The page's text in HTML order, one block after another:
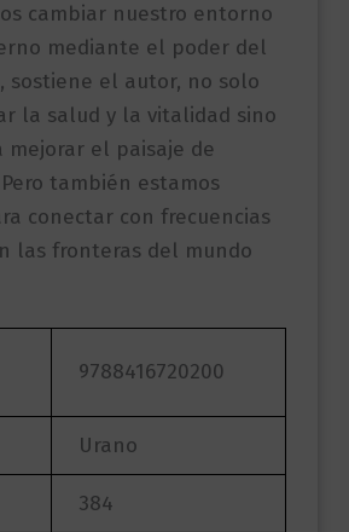
cambiar nuestro entorno
mediante el poder del
sostiene el autor, no solo
la salud y la vitalidad sino
mejorar el paisaje de
también estamos
conectar con frecuencias
las fronteras del mundo
9788416720200
Urano
384